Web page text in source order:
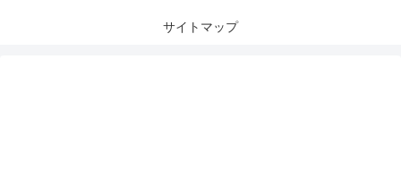
サイトマップ